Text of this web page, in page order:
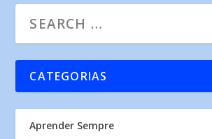
CATEGORIAS
Aprender Sempre